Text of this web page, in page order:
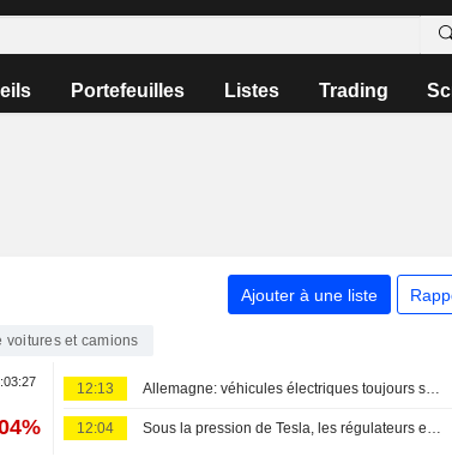
Portefeuilles Listes Trading
Ajouter à une liste
voitures et camions
12:13 Allemagne: véhicules électriques toujours soutenus par la prime gouvernementale
12:04 Sous la pression de Tesla, les régulateurs européens gardent secrètes les données de sécurité du système " Full Self-Driving »